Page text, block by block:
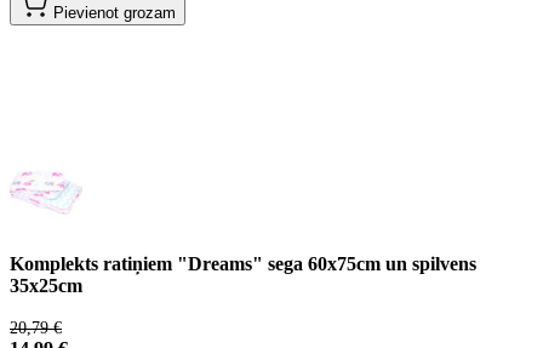
Pievienot grozam
Komplekts ratiņiem "Dreams" sega 60x75cm un spilvens
35x25cm
20,79 €